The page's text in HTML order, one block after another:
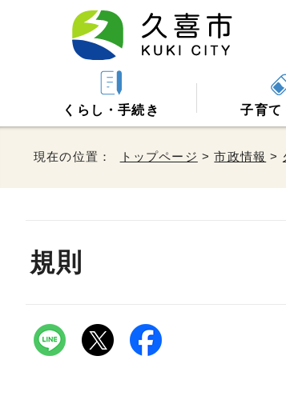
くらし・手続き 子育て
現在の位置： トップページ >市政情報 >
規則